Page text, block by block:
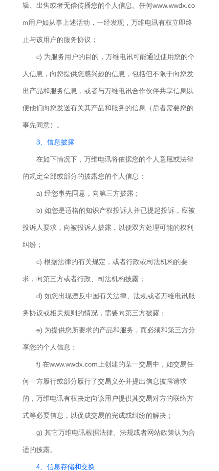
辑、出售或者无偿传播您的个人信息。任何www.wwdx.co
m用户如从事上述活动，一经发现，万维电讯有权立即终
止与该用户的服务协议；
c) 为服务用户的目的，万维电讯可能通过使用您的个
人信息，向您提供您感兴趣的信息，包括但不限于向您发
出产品和服务信息，或者与万维电讯合作伙伴共享信息以
便他们向您发送有关其产品和服务的信息（后者需要您的
事先同意）。
3、信息披露
在如下情况下，万维电讯将依据您的个人意愿或法律
的规定全部或部分的披露您的个人信息：
a) 经您事先同意，向第三方披露；
b) 如您是适格的知识产权投诉人并已提起投诉，应被
投诉人要求，向被投诉人披露，以便双方处理可能的权利
纠纷；
c) 根据法律的有关规定，或者行政或司法机构的要
求，向第三方或者行政、司法机构披露；
d) 如您出现违反中国有关法律、法规或者万维电讯服
务协议或相关规则的情况，需要向第三方披露；
e) 为提供您所要求的产品和服务，而必须和第三方分
享您的个人信息；
f) 在www.wwdx.com上创建的某一交易中，如交易任
何一方履行或部分履行了交易义务并提出信息披露请求
的，万维电讯有权决定向该用户提供其交易对方的联络方
式等必要信息，以促成交易的完成或纠纷的解决；
g) 其它万维电讯根据法律、法规或者网站政策认为合
适的披露。
4、信息存储和交换